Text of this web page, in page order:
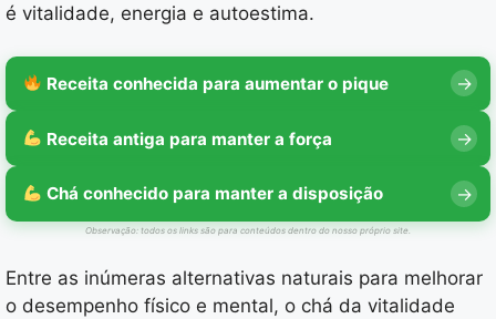
é vitalidade, energia e autoestima.
Receita conhecida para aumentar o pique
Receita antiga para manter a força
Chá conhecido para manter a disposição
Observação: todos os links são para conteúdos dentro do nosso próprio site.
Entre as inúmeras alternativas naturais para melhorar
o desempenho físico e mental, o chá da vitalidade